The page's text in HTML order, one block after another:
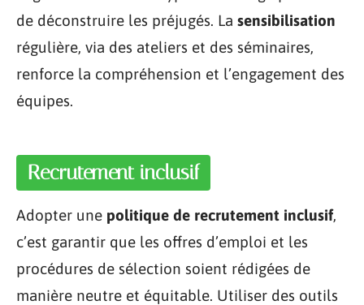
de déconstruire les préjugés. La sensibilisation
régulière, via des ateliers et des séminaires,
renforce la compréhension et l’engagement des
équipes.
Recrutement inclusif
Adopter une politique de recrutement inclusif,
c’est garantir que les offres d’emploi et les
procédures de sélection soient rédigées de
manière neutre et équitable. Utiliser des outils